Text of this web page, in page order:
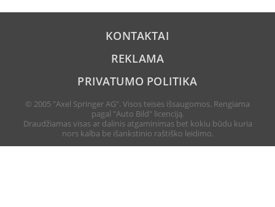
KONTAKTAI
REKLAMA
PRIVATUMO POLITIKA
© 2005 "Axel Springer AG". Visos teisės išsaugomos. Rengiama
pagal "Auto Bild" licenciją.
Draudžiamas visas ar dalinis atgaminimas bet kokiu būdu kuria
nors kalba be išankstinio raštiško leidimo.